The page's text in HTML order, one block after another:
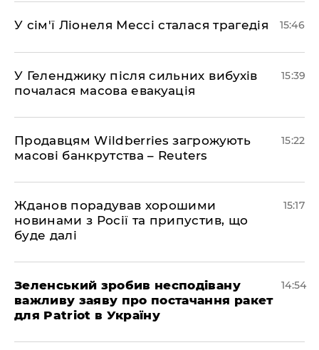
У сім'ї Ліонеля Мессі сталася трагедія 15:46
У Геленджику після сильних вибухів
почалася масова евакуація
15:39
Продавцям Wildberries загрожують
масові банкрутства – Reuters
15:22
Жданов порадував хорошими
новинами з Росії та припустив, що
буде далі
15:17
Зеленський зробив несподівану
важливу заяву про постачання ракет
для Patriot в Україну
14:54